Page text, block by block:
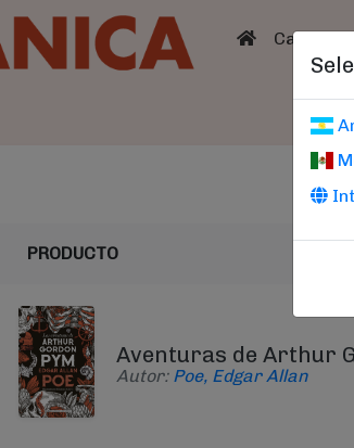
(current)
Catálogo
PRODUCTO
Aventuras de Arthur
Autor: Poe, Edgar Allan